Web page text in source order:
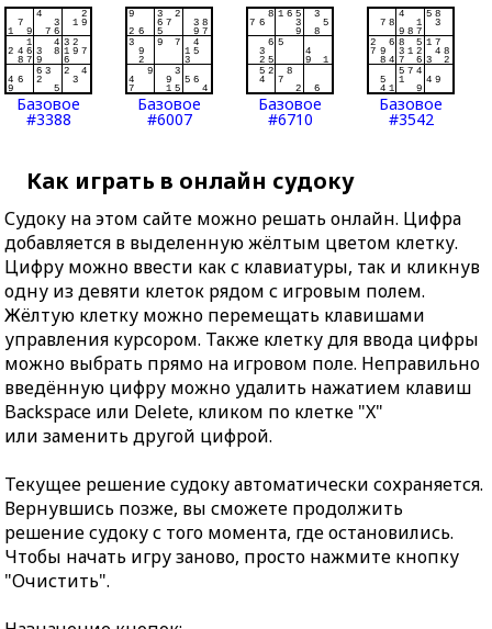
Базовое
#3388
Базовое
#6007
Базовое
#6710
Базовое
#3542
Как играть в онлайн судоку
Судоку на этом сайте можно решать онлайн. Цифра
добавляется в выделенную жёлтым цветом клетку.
Цифру можно ввести как с клавиатуры, так и кликнув
одну из девяти клеток рядом с игровым полем.
Жёлтую клетку можно перемещать клавишами
управления курсором. Также клетку для ввода цифры
можно выбрать прямо на игровом поле. Неправильно
введённую цифру можно удалить нажатием клавиш
Backspace или Delete, кликом по клетке "X"
или заменить другой цифрой.
Текущее решение судоку автоматически сохраняется.
Вернувшись позже, вы сможете продолжить
решение судоку с того момента, где остановились.
Чтобы начать игру заново, просто нажмите кнопку
"Очистить".